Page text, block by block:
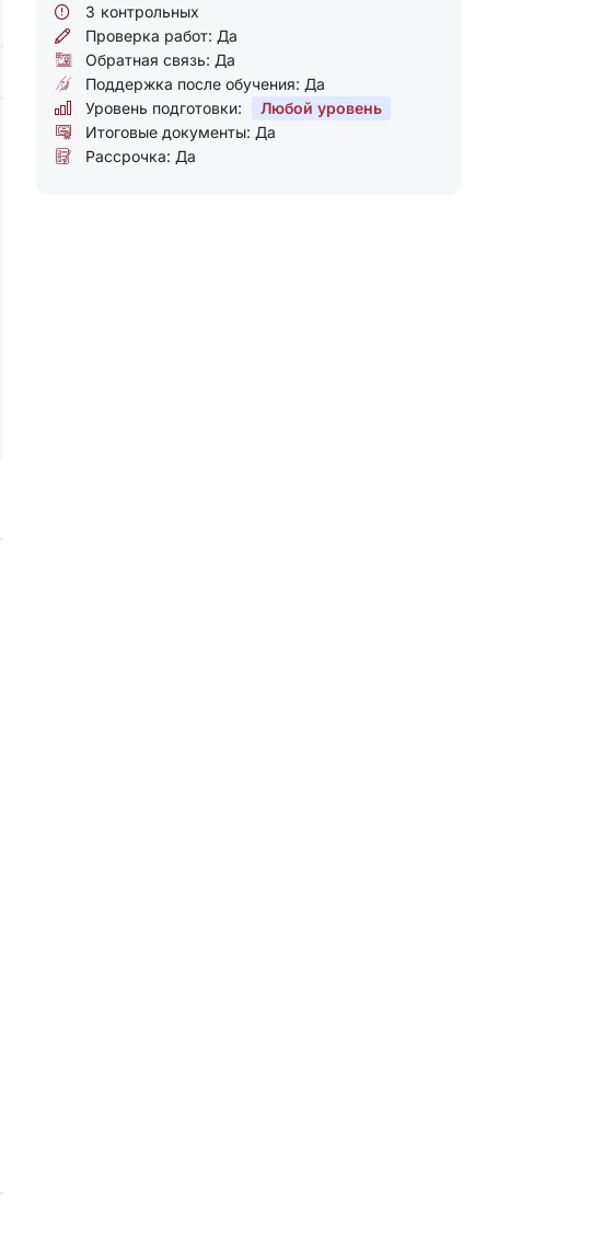
3 контрольных
Проверка работ: Да
Обратная связь: Да
Поддержка после обучения: Да
Уровень подготовки:
Любой уровень
Итоговые документы: Да
Рассрочка: Да